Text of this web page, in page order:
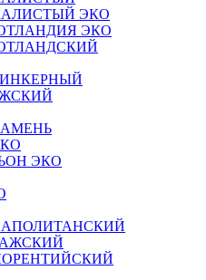
ЭКО
ЭКО
ЭКО